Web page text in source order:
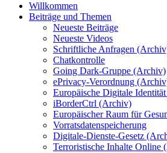
Willkommen
Beiträge und Themen
Neueste Beiträge
Neueste Videos
Schriftliche Anfragen
Chatkontrolle
Going Dark-Gruppe (Archiv)
ePrivacy-Verordnung
Europäische Digitale
iBorderCtrl (Archiv)
Europäischer Raum für
Vorratsdatenspeicherung
Digitale-Dienste-Gesetz
Terroristische Inhalte Online